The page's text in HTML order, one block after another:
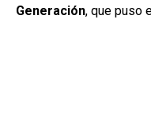
Generación, que puso